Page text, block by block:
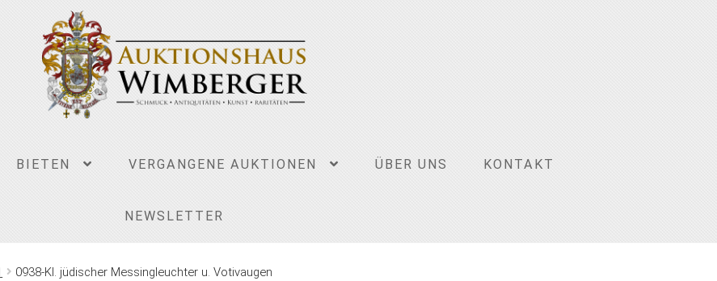
BIETEN VERGANGENE AUKTIONEN ÜBER UNS KONTAKT
NEWSLETTER
0938-Kl. jüdischer Messingleuchter u. Votivaugen